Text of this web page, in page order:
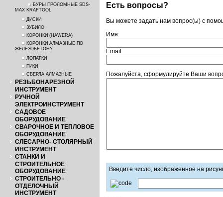
БУРЫ ПРОЛОМНЫЕ SDS-
MAX KRAFTOOL
ДИСКИ
ЗУБИЛО
КОРОНКИ (HAWERA)
КОРОНКИ АЛМАЗНЫЕ ПО
ЖЕЛЕЗОБЕТОНУ
ЛОПАТКИ
ПИКИ
СВЕРЛА АЛМАЗНЫЕ
РЕЗЬБОНАРЕЗНОЙ
ИНСТРУМЕНТ
РУЧНОЙ
ЭЛЕКТРОИНСТРУМЕНТ
САДОВОЕ
ОБОРУДОВАНИЕ
СВАРОЧНОЕ И ТЕПЛОВОЕ
ОБОРУДОВАНИЕ
СЛЕСАРНО- СТОЛЯРНЫЙ
ИНСТРУМЕНТ
СТАНКИ И
СТРОИТЕЛЬНОЕ
ОБОРУДОВАНИЕ
СТРОИТЕЛЬНО -
ОТДЕЛОЧНЫЙ
ИНСТРУМЕНТ
Есть вопросы?
Вы можете задать нам вопрос(ы) с
Имя:
Email
Пожалуйста, сформулируйте Ваши
Введите число, изображенное на